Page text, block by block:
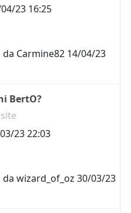
23 16:25
da Carmine82 14/04/23
BertO?
23 22:03
da wizard_of_oz 30/03/23